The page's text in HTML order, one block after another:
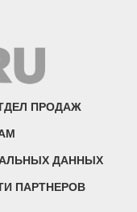
ПРОДАЖ
ДАННЫХ
ПАРТНЕРОВ